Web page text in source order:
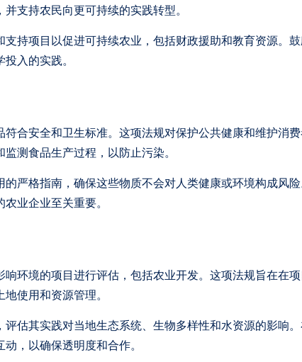
支持农民向更可持续的实践转型。
持项目以促进可持续农业，包括财政援助和教育资源。
入的实践。
合安全和卫生标准。这项法规对保护公共健康和维护消
测食品生产过程，以防止污染。
严格指南，确保这些物质不会对人类健康或环境构成风
业企业至关重要。
环境的项目进行评估，包括农业开发。这项法规旨在在
使用和资源管理。
估其实践对当地生态系统、生物多样性和水资源的影响
，以确保透明度和合作。